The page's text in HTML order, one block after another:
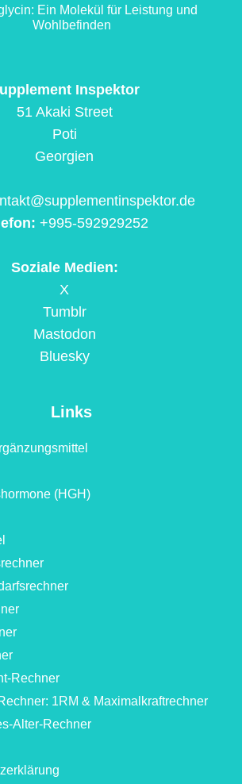
Ein Molekül für Leistung und
Wohlbefinden
Inspektor
51 Akaki Street
Poti
Georgien
+995-592929252
Soziale Medien:
X
Tumblr
Mastodon
Bluesky
Links
(HGH)
Rechner
1RM & Maximalkraftrechner
Alter-Rechner